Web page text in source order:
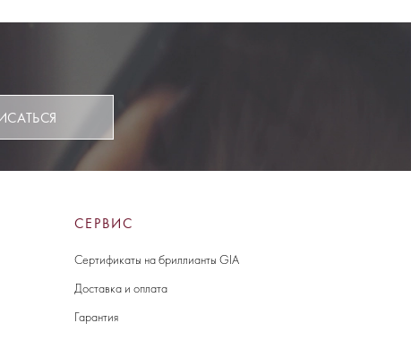
СЕРВИС
Сертификаты на бриллианты GIA
Доставка и оплата
Гарантия